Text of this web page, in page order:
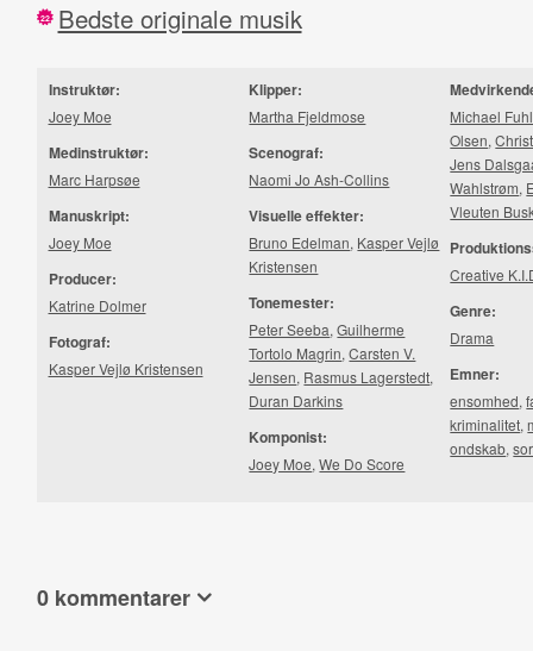
22 Bedste originale musik
Instruktør:
Joey Moe
Medinstruktør:
Marc Harpsøe
Manuskript:
Joey Moe
Producer:
Katrine Dolmer
Fotograf:
Kasper Vejlø Kristensen
Klipper:
Martha Fjeldmose
Scenograf:
Naomi Jo Ash-Collins
Visuelle effekter:
Bruno Edelman, Kasper Vejlø
Kristensen
Tonemester:
Peter Seeba,Guilherme
Tortolo Magrin,Carsten V.
Jensen, Rasmus Lagerstedt,
Duran Darkins
Komponist:
Joey Moe,We Do Score
Michael
Olsen,
Jens
Wahlstrøm,
Vleuten
Creative
Genre:
Drama
Emner:
ensomhed,
kriminalitet,
ondskab,
0 kommentarer